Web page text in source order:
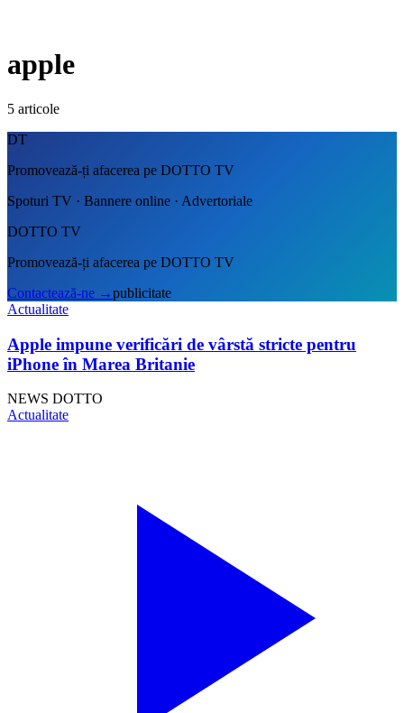
apple
5 articole
DT
Promovează-ți afacerea pe DOTTO TV
Spoturi TV · Bannere online · Advertoriale
DOTTO TV
Promovează-ți afacerea pe DOTTO TV
Contactează-ne →publicitate
Actualitate
Apple impune verificări de vârstă stricte pentru
iPhone în Marea Britanie
NEWS DOTTO
Actualitate